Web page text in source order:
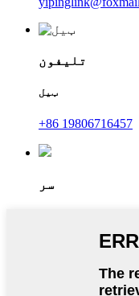
تلیفون
ټیل
+86 19806716457
سر